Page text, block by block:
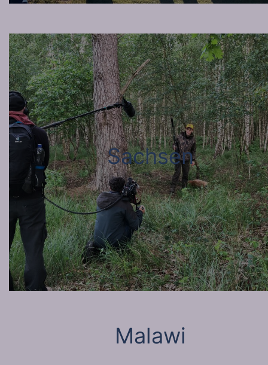
Sachsen
Malawi